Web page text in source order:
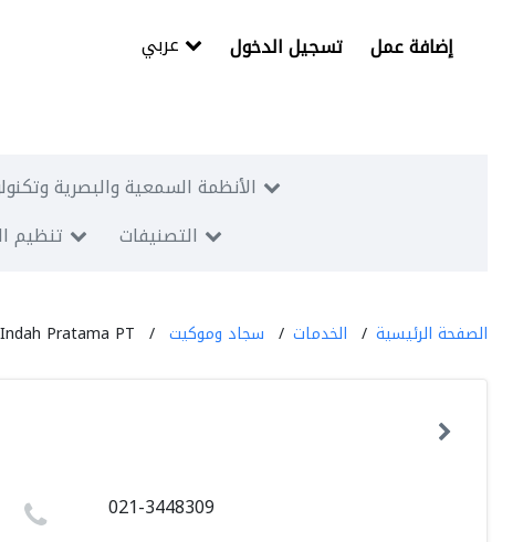
تسجيل الدخول إضافة عمل
الأنظمة السمعية والبصرية
تنظيم التصنيفات
الصفحة الرئيسية الخدمات سجاد وموكيت Pratama PT
021-3448309